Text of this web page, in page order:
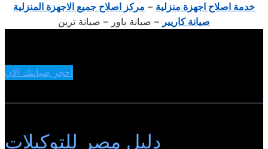
خدمة اصلاح اجهزة منزلية – مركز اصلاح جميع الاجهزة المنزلية
صيانة كاريير – صيانة باور – صيانة ترين
احجز صيانتك الان
دليل مصر للتوكيلات